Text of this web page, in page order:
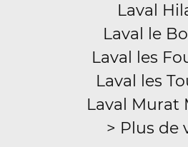
Laval
Laval le
Laval les
Laval les
Laval Murat
> Plus de